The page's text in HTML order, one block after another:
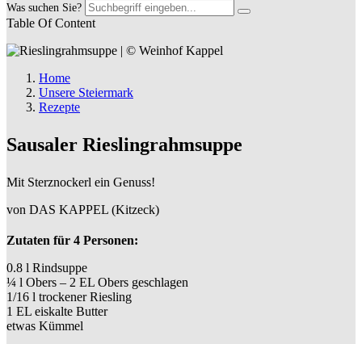
Was suchen Sie?
Table Of Content
Home
Unsere Steiermark
Rezepte
Sausaler Rieslingrahmsuppe
Mit Sterznockerl ein Genuss!
von DAS KAPPEL (Kitzeck)
Zutaten für 4 Personen:
0.8 l Rindsuppe
¼ l Obers – 2 EL Obers geschlagen
1/16 l trockener Riesling
1 EL eiskalte Butter
etwas Kümmel